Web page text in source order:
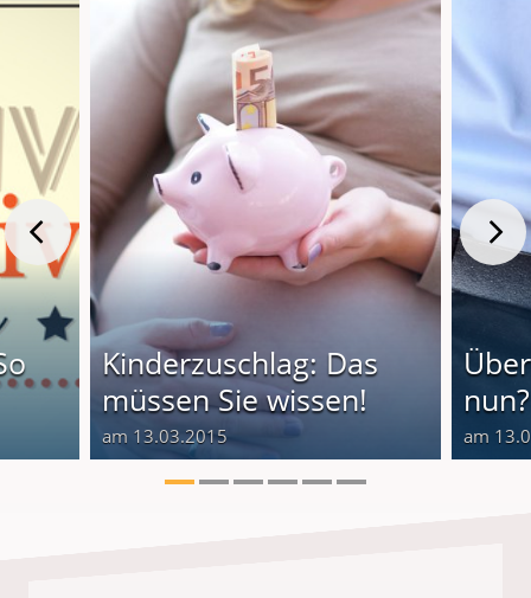
Kinderzuschlag: Das
müssen Sie wissen!
am 13.03.2015
nun?
am